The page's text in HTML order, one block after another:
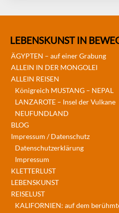
LEBENSKUNST IN
ÄGYPTEN – auf einer Grabung
ALLEIN IN DER MONGOLEI
ALLEIN REISEN
Königreich MUSTANG – NEPAL
LANZAROTE – Insel der Vulkane
NEUFUNDLAND
BLOG
Impressum / Datenschutz
Datenschutzerklärung
Impressum
KLETTERLUST
LEBENSKUNST
REISELUST
KALIFORNIEN: auf dem